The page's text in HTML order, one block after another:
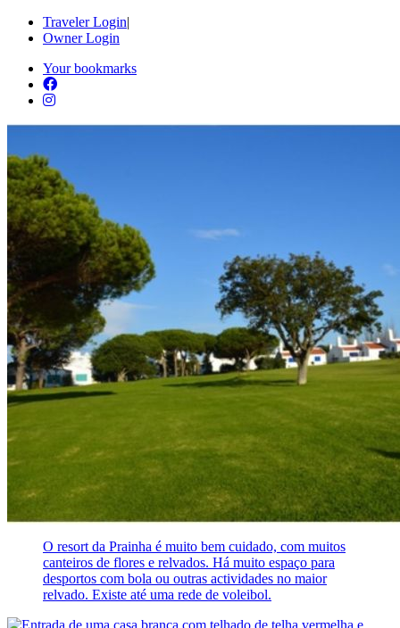
Traveler Login|
Owner Login
Your bookmarks
O resort da Prainha é muito bem cuidado, com muitos
canteiros de flores e relvados. Há muito espaço para
desportos com bola ou outras actividades no maior
relvado. Existe até uma rede de voleibol.